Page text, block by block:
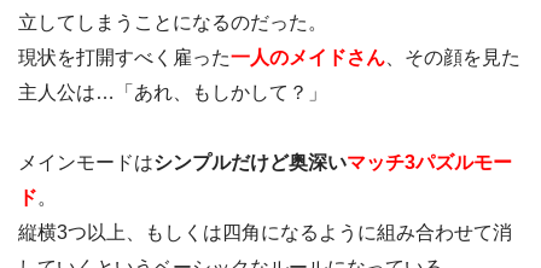
立してしまうことになるのだった。
現状を打開すべく雇った一人のメイドさん 、その顔を見た
主人公は…「あれ、もしかして？」
メインモードはシンプルだけど奥深いマッチ3パズルモー
ド。
縦横3つ以上、もしくは四角になるように組み合わせて消